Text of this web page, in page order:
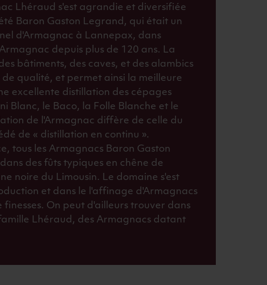
Lhéraud s'est agrandie et diversifiée
Baron Gaston Legrand, qui était un
d'Armagnac à Lannepax, dans
depuis plus de 120 ans. La
bâtiments, des caves, et des alambics
qualité, et permet ainsi la meilleure
excellente distillation des cépages
Blanc, le Baco, la Folle Blanche et le
de l'Armagnac diffère de celle du
de « distillation en continu ».
tous les Armagnacs Baron Gaston
des fûts typiques en chêne de
noire du Limousin. Le domaine s'est
et dans le l'affinage d'Armagnacs
finesses. On peut d'ailleurs trouver dans
Lhéraud, des Armagnacs datant